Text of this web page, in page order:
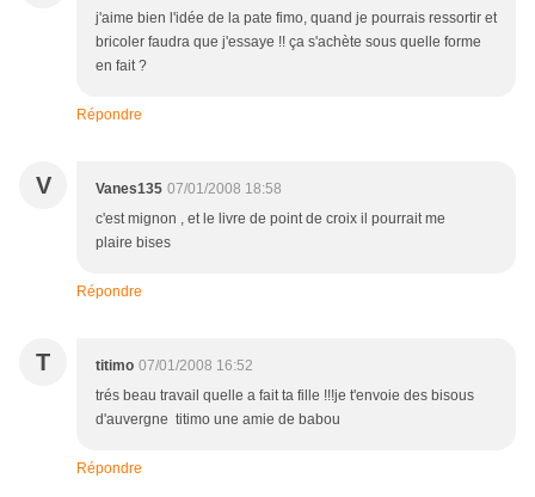
j'aime bien l'idée de la pate fimo, quand je pourrais ressortir et
bricoler faudra que j'essaye !! ça s'achète sous quelle forme
en fait ?
Répondre
V Vanes135 07/01/2008 18:58
c'est mignon , et le livre de point de croix il pourrait me
plaire bises
Répondre
T titimo 07/01/2008 16:52
trés beau travail quelle a fait ta fille !!!je t'envoie des bisous
d'auvergne titimo une amie de babou
Répondre